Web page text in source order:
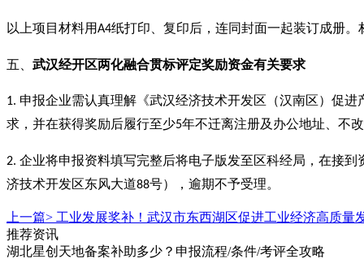
以上项目材料用A4纸打印、复印后，连同封面一起装订成册
五、 武汉经开区两化融合贯标评定奖励资金有关要求
1. 申报企业需认真理解《武汉经济技术开发区（汉南区）促
求，并在获得奖励后履行至少5年不迁离注册及办公地址、不
2. 企业将申报资料填写完整后将电子版发至区科经局，在接
济技术开发区东风大道88号），逾期不予受理。
上一篇> 工业发展奖补！武汉市东西湖区促进工业经济高质量
推荐资讯
湖北星创天地备案补助多少？申报流程/条件/考评全攻略